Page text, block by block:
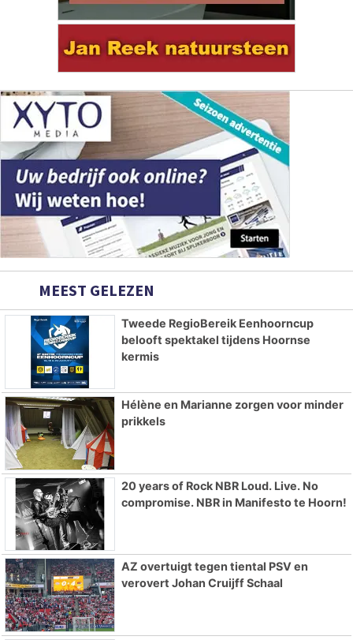
MEEST GELEZEN
Tweede RegioBereik Eenhoorncup
belooft spektakel tijdens Hoornse
kermis
Hélène en Marianne zorgen voor minder
prikkels
20 years of Rock NBR Loud. Live. No
compromise. NBR in Manifesto te Hoorn!
AZ overtuigt tegen tiental PSV en
verovert Johan Cruijff Schaal